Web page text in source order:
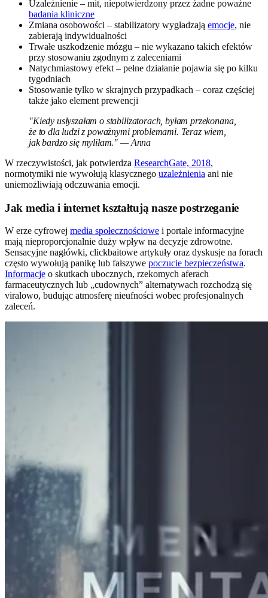
Uzależnienie – mit, niepotwierdzony przez żadne poważne
badania kliniczne
Zmiana osobowości – stabilizatory wygładzają emocje, nie
zabierają indywidualności
Trwałe uszkodzenie mózgu – nie wykazano takich efektów
przy stosowaniu zgodnym z zaleceniami
Natychmiastowy efekt – pełne działanie pojawia się po kilku
tygodniach
Stosowanie tylko w skrajnych przypadkach – coraz częściej
także jako element prewencji
"Kiedy usłyszałam o stabilizatorach, byłam przekonana,
że to dla ludzi z poważnymi problemami. Teraz wiem,
jak bardzo się myliłam." — Anna
W rzeczywistości, jak potwierdza ResearchGate, 2018,
normotymiki nie wywołują klasycznego uzależnienia ani nie
uniemożliwiają odczuwania emocji.
Jak media i internet kształtują nasze postrzeganie
W erze cyfrowej media społecznościowe i portale informacyjne
mają nieproporcjonalnie duży wpływ na decyzje zdrowotne.
Sensacyjne nagłówki, clickbaitowe artykuły oraz dyskusje na forach
często wywołują panikę lub fałszywe poczucie bezpieczeństwa.
Informacje o skutkach ubocznych, rzekomych aferach
farmaceutycznych lub „cudownych” alternatywach rozchodzą się
viralowo, budując atmosferę nieufności wobec profesjonalnych
zaleceń.